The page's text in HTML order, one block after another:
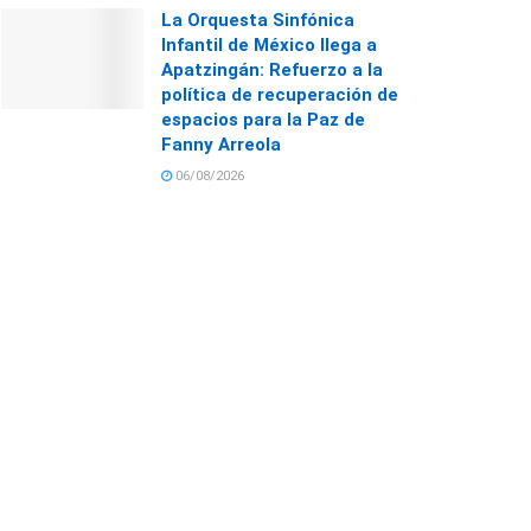
La Orquesta Sinfónica
Infantil de México llega a
Apatzingán: Refuerzo a la
política de recuperación de
espacios para la Paz de
Fanny Arreola
06/08/2026